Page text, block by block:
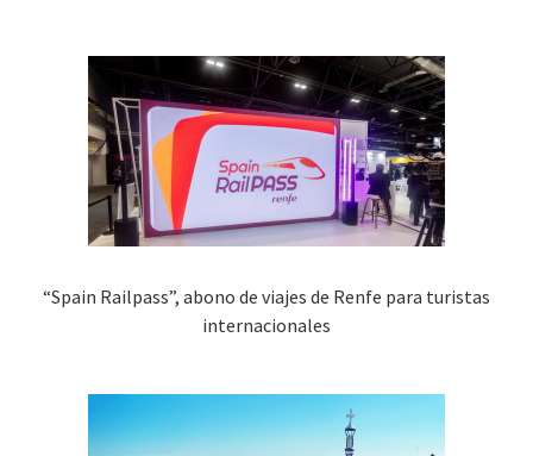
“Spain Railpass”, abono de viajes de Renfe para turistas
internacionales